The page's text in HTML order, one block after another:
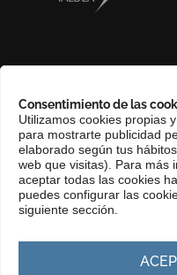
Consentimiento de las
Utilizamos cookies propias
para mostrarte publicidad
elaborado según tus
web que visitas). Para más
aceptar todas las cookies
puedes configurar las
siguiente sección.
PERFIL